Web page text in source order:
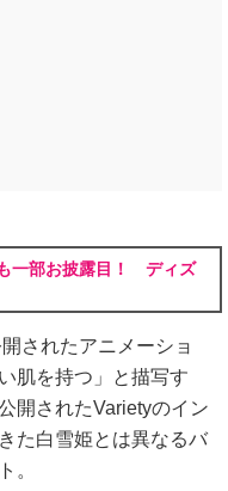
一部お披露目！ ディズ
されたアニメーショ
肌を持つ」と描写す
開されたVarietyのイン
た白雪姫とは異なるバ
。